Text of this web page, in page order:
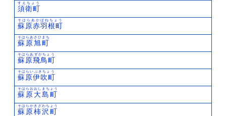
須衛町
すえちょう
蘇原赤羽根町
そはらあかばねちょう
蘇原旭町
そはらあさひまち
蘇原飛鳥町
そはらあずかちょう
蘇原伊吹町
そはらいぶきちょう
蘇原大島町
そはらおおしまちょう
蘇原柿沢町
そはらかきざわちょう